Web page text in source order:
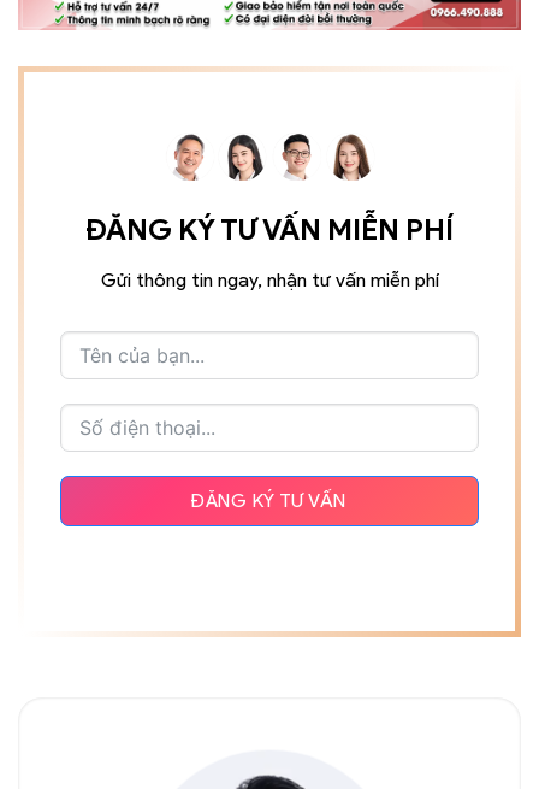
ĐĂNG KÝ TƯ VẤN MIỄN PHÍ
Gửi thông tin ngay, nhận tư vấn miễn phí
ĐĂNG KÝ TƯ VẤN